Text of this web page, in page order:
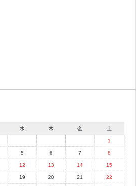
水 木 金 土
1
5 6 7 8
12 13 14 15
19 20 21 22